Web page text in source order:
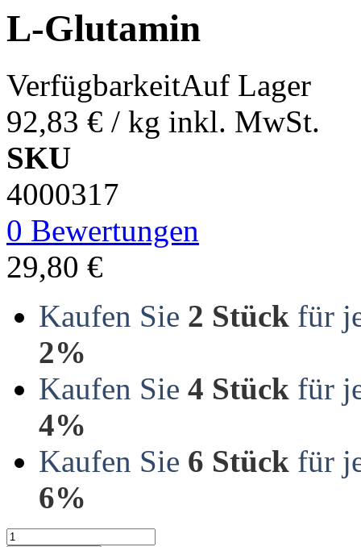
L-Glutamin
VerfügbarkeitAuf Lager
92,83 € / kg inkl. MwSt.
SKU
4000317
0 Bewertungen
29,80 €
Kaufen Sie 2 Stück für
2%
Kaufen Sie 4 Stück für
4%
Kaufen Sie 6 Stück für
6%